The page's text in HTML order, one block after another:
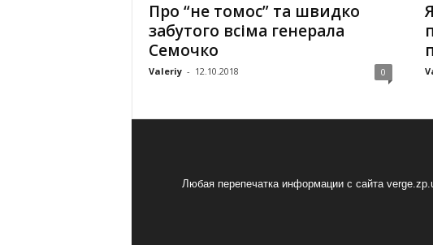
Про “не томос” та швидко
забутого всіма генерала
Семочко
Valeriy - 12.10.2018 0
Любая перепечатка информации с сайта